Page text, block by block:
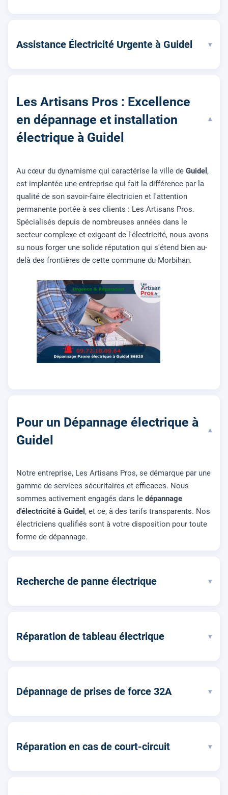
Assistance Électricité Urgente à Guidel ▾
Les Artisans Pros : Excellence
en dépannage et installation
électrique à Guidel
▾
Au cœur du dynamisme qui caractérise la ville de Guidel ,
est implantée une entreprise qui fait la différence par la
qualité de son savoir-faire électricien et l'attention
permanente portée à ses clients : Les Artisans Pros.
Spécialisés depuis de nombreuses années dans le
secteur complexe et exigeant de l'électricité, nous avons
su nous forger une solide réputation qui s'étend bien au-
delà des frontières de cette commune du Morbihan.
Pour un Dépannage électrique à
Guidel
▾
Notre entreprise, Les Artisans Pros, se démarque par une
gamme de services sécuritaires et efficaces. Nous
sommes activement engagés dans le dépannage
d'électricité à Guidel , et ce, à des tarifs transparents. Nos
électriciens qualifiés sont à votre disposition pour toute
forme de dépannage.
Recherche de panne électrique ▾
Réparation de tableau électrique ▾
Dépannage de prises de force 32A ▾
Réparation en cas de court-circuit ▾